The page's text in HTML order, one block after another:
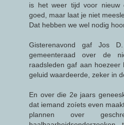
is het weer tijd voor nieuw
goed, maar laat je niet
Dat hebben we wel nodig
Gisterenavond gaf Jos
gemeenteraad over de
raadsleden gaf aan hoezeer
geluid waardeerde, zeker in
En over die 2e jaars
dat iemand zoíets even
plannen over